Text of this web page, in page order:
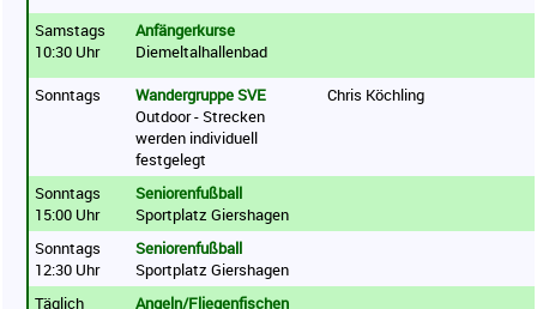
Samstags
10:30 Uhr
Anfängerkurse
Diemeltalhallenbad
Sonntags
Wandergruppe SVE
Outdoor - Strecken
werden individuell
festgelegt
Chris Köchling
Sonntags
15:00 Uhr
Seniorenfußball
Sportplatz Giershagen
Sonntags
12:30 Uhr
Seniorenfußball
Sportplatz Giershagen
Täglich
Angeln/Fliegenfischen